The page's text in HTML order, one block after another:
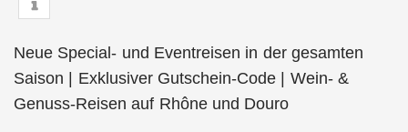
Neue Special- und Eventreisen in der gesamten
Saison | Exklusiver Gutschein-Code | Wein- &
Genuss-Reisen auf Rhône und Douro